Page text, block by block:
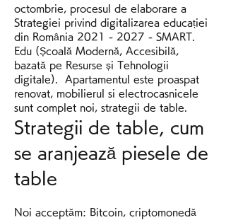
octombrie, procesul de elaborare a
Strategiei privind digitalizarea educației
din România 2021 - 2027 - SMART.
Edu (Școală Modernă, Accesibilă,
bazată pe Resurse și Tehnologii
digitale).  Apartamentul este proaspat
renovat, mobilierul si electrocasnicele
sunt complet noi, strategii de table.
Strategii de table, cum
se aranjează piesele de
table
Noi acceptăm: Bitcoin, criptomonedă